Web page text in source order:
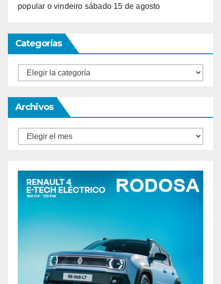
popular o vindeiro sábado 15 de agosto
Categorías
Categorías
Archivos
Archivos